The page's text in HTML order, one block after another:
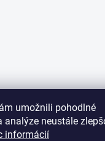
umožnili pohodlné
analýze neustále
informácií